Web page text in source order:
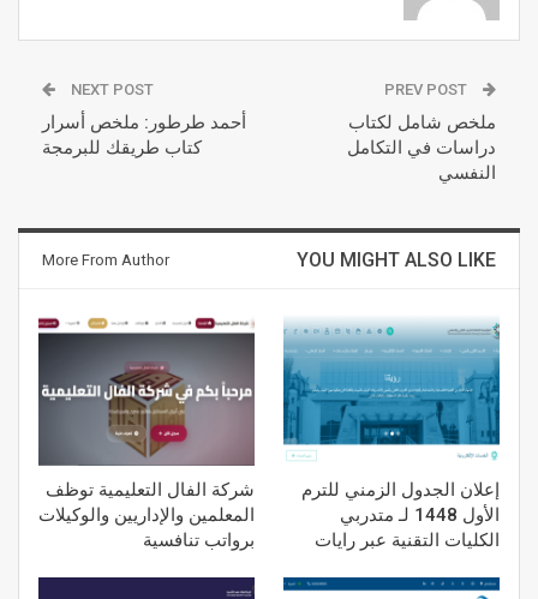
ملخص شامل لكتاب
دراسات في التكامل
النفسي
NEXT POST
أحمد طرطور: ملخص أسرار
كتاب طريقك للبرمجة
YOU MIGHT ALSO LIKE
More From Author
إعلان الجدول الزمني للترم
الأول 1448 لـ متدربي
الكليات التقنية عبر رايات
شركة الفال التعليمية توظف
المعلمين والإداريين والوكيلات
برواتب تنافسية